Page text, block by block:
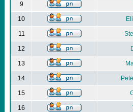
9
10
11
12
13
14
15
16